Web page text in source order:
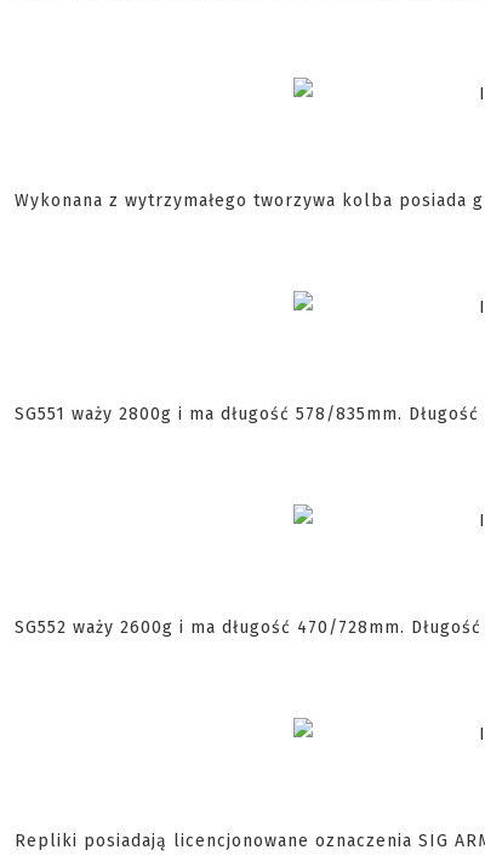
Wykonana z wytrzymałego tworzywa kolba posiada
SG551 waży 2800g i ma długość 578/835mm.
SG552 waży 2600g i ma długość 470/728mm.
Repliki posiadają licencjonowane oznaczenia SIG